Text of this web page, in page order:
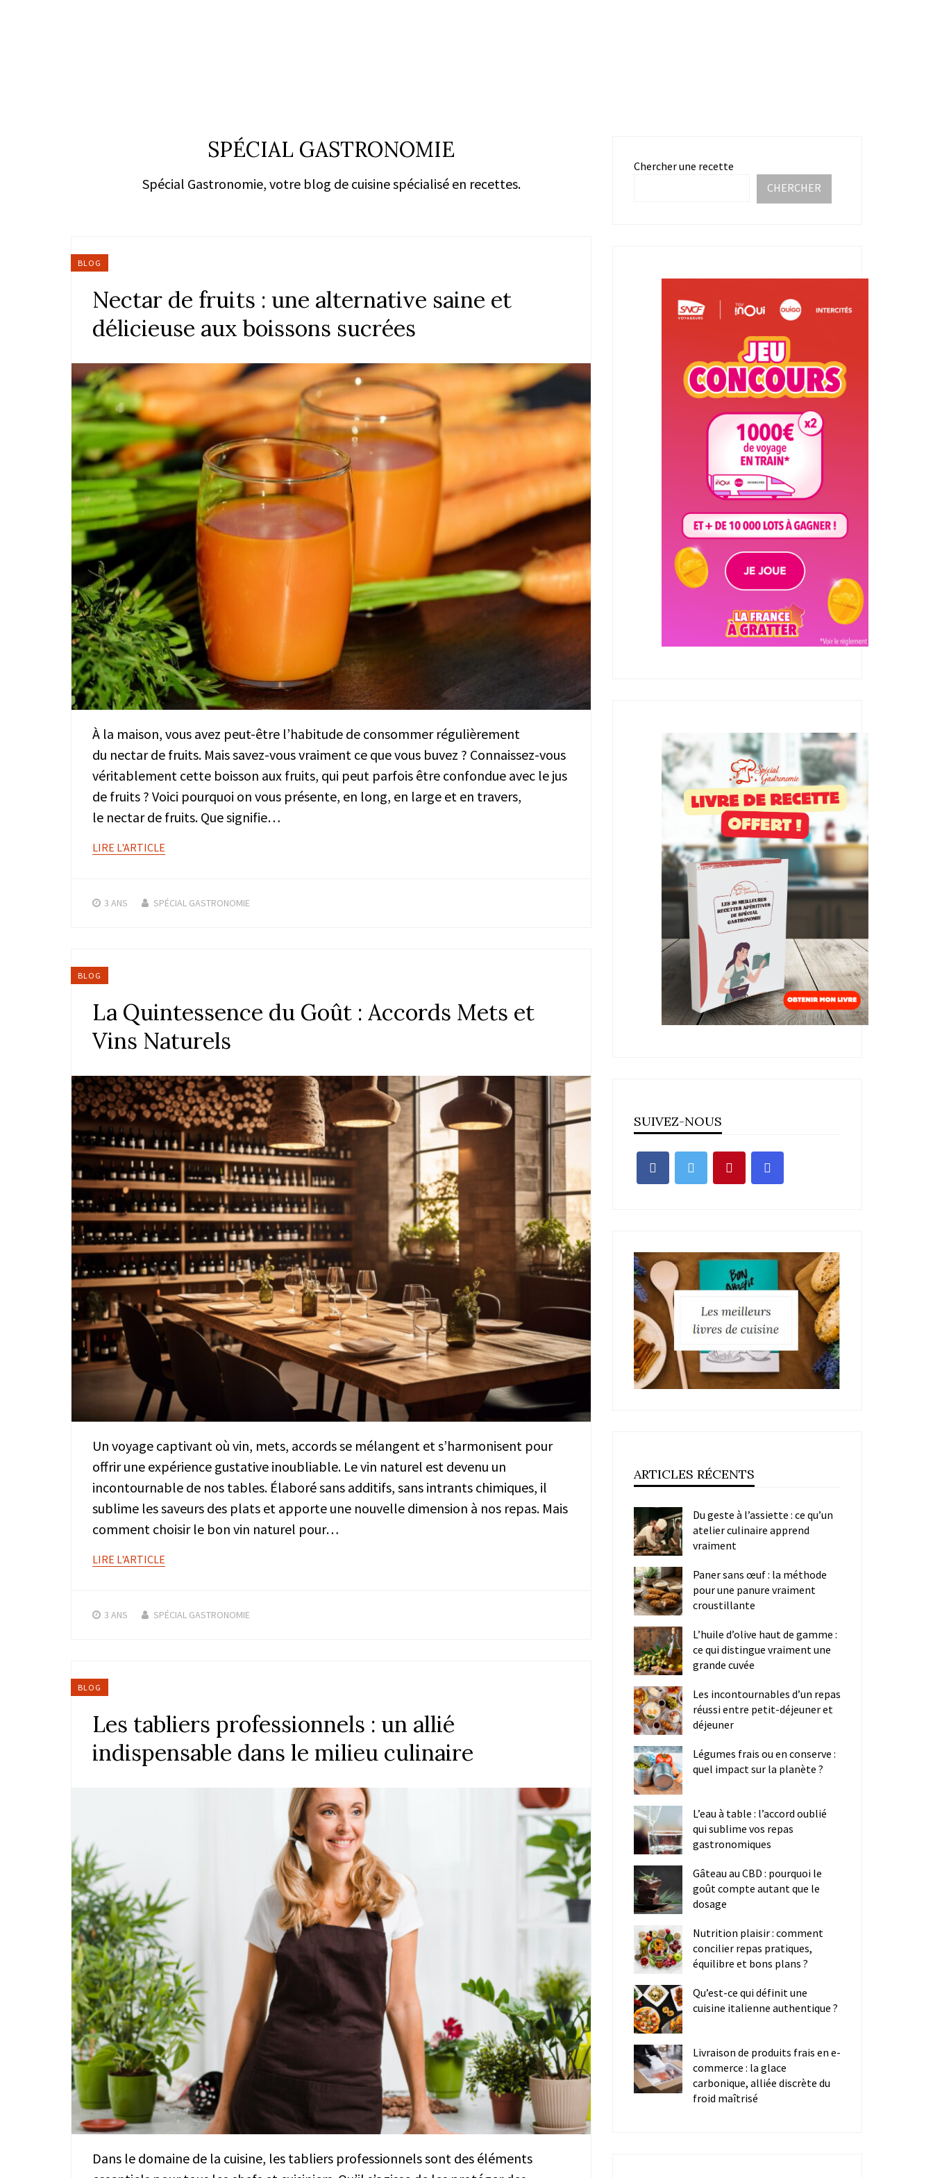
SPÉCIAL GASTRONOMIE
Spécial Gastronomie, votre blog de cuisine spécialisé en recettes.
BLOG
Nectar de fruits : une alternative saine et
délicieuse aux boissons sucrées
À la maison, vous avez peut-être l’habitude de consommer régulièrement
du nectar de fruits. Mais savez-vous vraiment ce que vous buvez ? Connaissez-vous
véritablement cette boisson aux fruits, qui peut parfois être confondue avec le jus
de fruits ? Voici pourquoi on vous présente, en long, en large et en travers,
le nectar de fruits. Que signifie…
LIRE L'ARTICLE
3 ANS SPÉCIAL GASTRONOMIE
BLOG
La Quintessence du Goût : Accords Mets et
Vins Naturels
Un voyage captivant où vin, mets, accords se mélangent et s’harmonisent pour
offrir une expérience gustative inoubliable. Le vin naturel est devenu un
incontournable de nos tables. Élaboré sans additifs, sans intrants chimiques, il
sublime les saveurs des plats et apporte une nouvelle dimension à nos repas. Mais
comment choisir le bon vin naturel pour…
LIRE L'ARTICLE
3 ANS SPÉCIAL GASTRONOMIE
BLOG
Les tabliers professionnels : un allié
indispensable dans le milieu culinaire
Dans le domaine de la cuisine, les tabliers professionnels sont des éléments
Chercher une recette
CHERCHER
SUIVEZ-NOUS
ARTICLES RÉCENTS
Du geste à l’assiette : ce qu’un
atelier culinaire apprend
vraiment
Paner sans œuf : la méthode
pour une panure vraiment
croustillante
L’huile d’olive haut de gamme :
ce qui distingue vraiment une
grande cuvée
Les incontournables d’un repas
réussi entre petit-déjeuner et
déjeuner
Légumes frais ou en conserve :
quel impact sur la planète ?
L’eau à table : l’accord oublié
qui sublime vos repas
gastronomiques
Gâteau au CBD : pourquoi le
goût compte autant que le
dosage
Nutrition plaisir : comment
concilier repas pratiques,
équilibre et bons plans ?
Qu’est-ce qui définit une
cuisine italienne authentique ?
Livraison de produits frais en e-
commerce : la glace
carbonique, alliée discrète du
froid maîtrisé